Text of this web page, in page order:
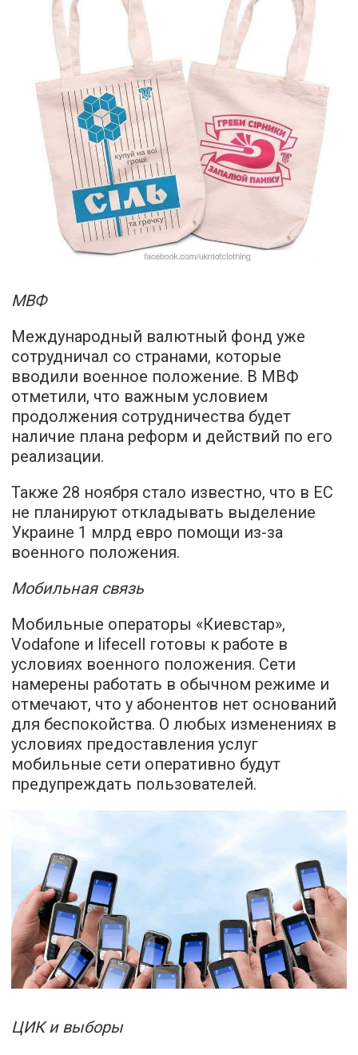
МВФ
Международный валютный фонд уже
сотрудничал со странами, которые
вводили военное положение. В МВФ
отметили, что важным условием
продолжения сотрудничества будет
наличие плана реформ и действий по его
реализации.
Также 28 ноября стало известно, что в ЕС
не планируют откладывать выделение
Украине 1 млрд евро помощи из-за
военного положения.
Мобильная связь
Мобильные операторы «Киевстар»,
Vodafone и lifecell готовы к работе в
условиях военного положения. Сети
намерены работать в обычном режиме и
отмечают, что у абонентов нет оснований
для беспокойства. О любых изменениях в
условиях предоставления услуг
мобильные сети оперативно будут
предупреждать пользователей.
ЦИК и выборы